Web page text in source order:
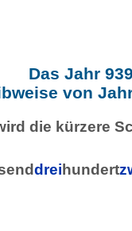
Das Jahr
von
die kürzere
dreihundert